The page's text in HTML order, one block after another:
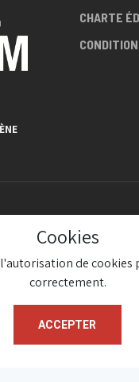
CHARTE
( Version 1.1.2)
Cookies
l'autorisation de
correctement.
ACCEPTER